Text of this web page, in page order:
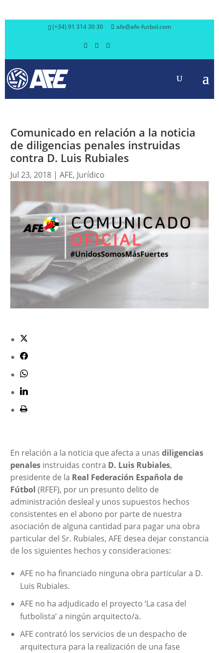
(+34) 91 314 30 30 afe@afe-futbol.com
Comunicado en relación a la noticia
de diligencias penales instruidas
contra D. Luis Rubiales
Jul 23, 2018| AFE, Jurídico
En relación a la noticia que afecta a unas diligencias
penalesinstruidas contra D. Luis Rubiales,
presidente de la Real Federación Española de
Fútbol (RFEF), por un presunto delito de
administración desleal y unos supuestos hechos
consistentes en el abono por parte de nuestra
asociación de alguna cantidad para pagar una obra
particular del Sr. Rubiales, AFE desea dejar constancia
de los siguientes hechos y consideraciones:
AFE no ha financiado ninguna obra particular a D.
Luis Rubiales.
AFE no ha adjudicado el proyecto ‘La casa del
futbolista’ a ningún arquitecto/a.
AFE contrató los servicios de un despacho de
arquitectura para la realización de una fase